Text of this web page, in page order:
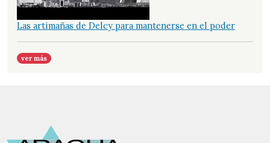
Las artimañas de Delcy para mantenerse en el poder
ver más